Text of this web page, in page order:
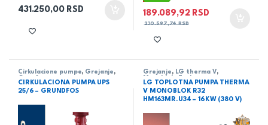
431.250,00 RSD 189.089,92 RSD
230.597,74RSD
Cirkulacione pumpe, Grejanje ,
CIRKULACIONA PUMPA UPS
25/6 – GRUNDFOS
Grejanje , LG therma V,
LG TOPLOTNA PUMPA THERMA
V MONOBLOK R32
HM163MR.U34 – 16KW (380 V)